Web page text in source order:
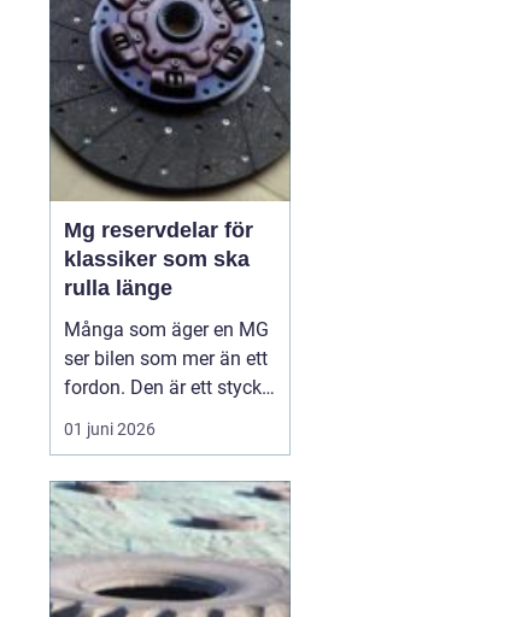
Mg reservdelar för
klassiker som ska
rulla länge
Många som äger en MG
ser bilen som mer än ett
fordon. Den är ett stycke
brittisk bilhistoria, en
hobby och ibland nästan
en äldre MG ska hållas i
gång, eller byggas upp
från grunden, spelar
valet av reservdelar stor
01 juni 2026